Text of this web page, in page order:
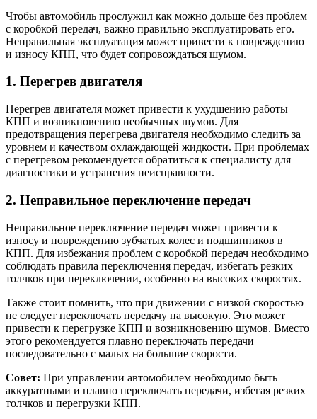
Чтобы автомобиль прослужил как можно дольше без проблем
с коробкой передач, важно правильно эксплуатировать его.
Неправильная эксплуатация может привести к повреждению
и износу КПП, что будет сопровождаться шумом.
1. Перегрев двигателя
Перегрев двигателя может привести к ухудшению работы
КПП и возникновению необычных шумов. Для
предотвращения перегрева двигателя необходимо следить за
уровнем и качеством охлаждающей жидкости. При проблемах
с перегревом рекомендуется обратиться к специалисту для
диагностики и устранения неисправности.
2. Неправильное переключение передач
Неправильное переключение передач может привести к
износу и повреждению зубчатых колес и подшипников в
КПП. Для избежания проблем с коробкой передач необходимо
соблюдать правила переключения передач, избегать резких
толчков при переключении, особенно на высоких скоростях.
Также стоит помнить, что при движении с низкой скоростью
не следует переключать передачу на высокую. Это может
привести к перегрузке КПП и возникновению шумов. Вместо
этого рекомендуется плавно переключать передачи
последовательно с малых на большие скорости.
Совет: При управлении автомобилем необходимо быть
аккуратными и плавно переключать передачи, избегая резких
толчков и перегрузки КПП.